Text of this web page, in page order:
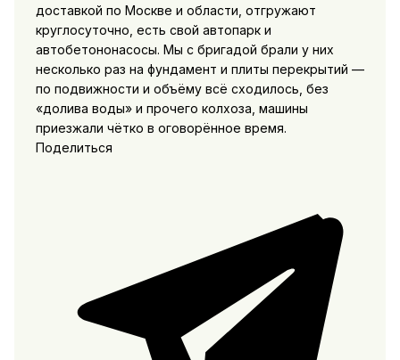
доставкой по Москве и области, отгружают
круглосуточно, есть свой автопарк и
автобетононасосы. Мы с бригадой брали у них
несколько раз на фундамент и плиты перекрытий —
по подвижности и объёму всё сходилось, без
«долива воды» и прочего колхоза, машины
приезжали чётко в оговорённое время.
Поделиться